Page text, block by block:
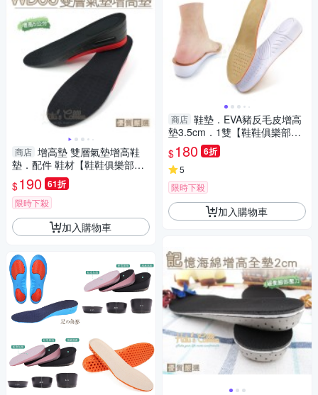
商店 增高墊 雙層氣墊增高鞋
墊．配件 鞋材【鞋鞋俱樂部】
【906-B31】全墊
$190 61折
限時下殺
加入購物車
商店 鞋墊．EVA豬反毛皮增高
墊3.5cm．1雙【鞋鞋俱樂部】
【906-B34】
$180 6折
5
限時下殺
加入購物車